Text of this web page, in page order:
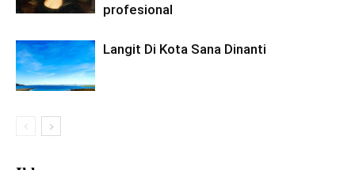
profesional
Langit Di Kota Sana Dinanti